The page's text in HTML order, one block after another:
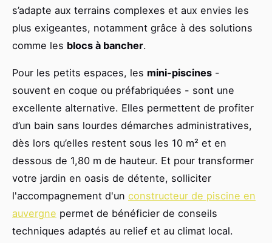
s’adapte aux terrains complexes et aux envies les
plus exigeantes, notamment grâce à des solutions
comme les blocs à bancher.
Pour les petits espaces, les mini-piscines -
souvent en coque ou préfabriquées - sont une
excellente alternative. Elles permettent de profiter
d’un bain sans lourdes démarches administratives,
dès lors qu’elles restent sous les 10 m² et en
dessous de 1,80 m de hauteur. Et pour transformer
votre jardin en oasis de détente, solliciter
l'accompagnement d'un constructeur de piscine en
auvergne permet de bénéficier de conseils
techniques adaptés au relief et au climat local.